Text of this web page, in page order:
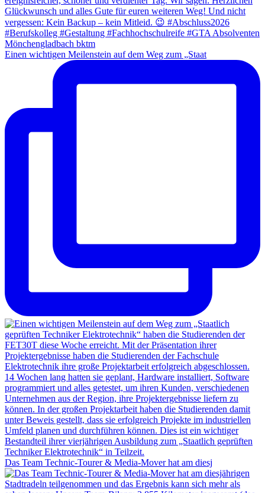
Einen wichtigen Meilenstein auf dem Weg zum „Staat
Das Team Technic-Tourer & Media-Mover hat am diesj